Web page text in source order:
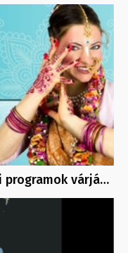
programok várjá…